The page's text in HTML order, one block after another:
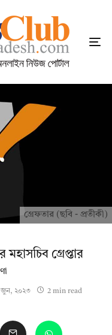
গ্রেফতার (ছবি - প্রতীকী)
গ্রেপ্তার
জুন, ২০২৩
2 min read